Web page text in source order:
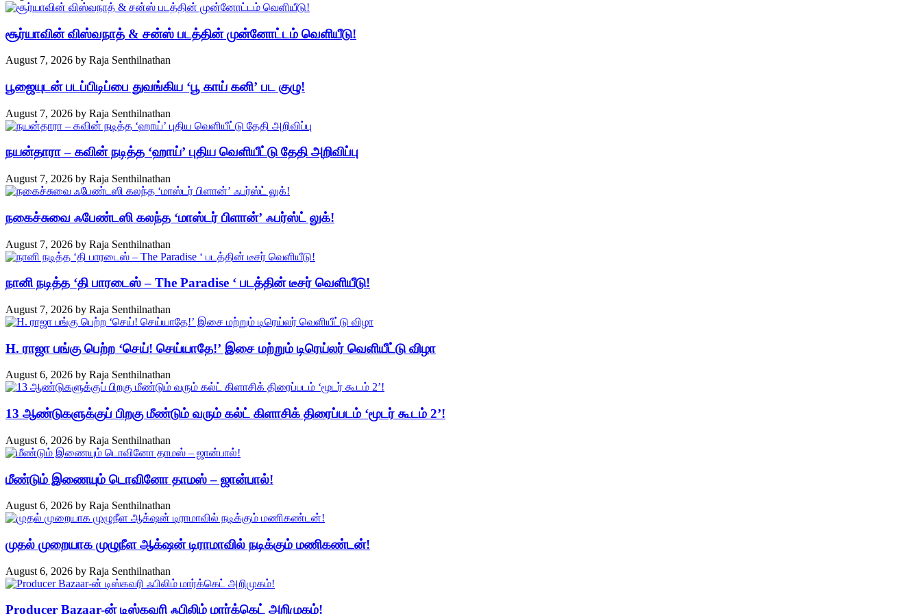
சூர்யாவின் விஸ்வநாத் & சன்ஸ் படத்தின் முன்னோட்டம் வெளியீடு!
August 7, 2026 by Raja Senthilnathan
பூஜையுடன் படப்பிடிப்பை துவங்கிய ‘பூ காய் கனி’ பட குழு!
August 7, 2026 by Raja Senthilnathan
நயன்தாரா – கவின் நடித்த ‘ஹாய்’ புதிய வெளியீட்டு தேதி அறிவிப்பு
August 7, 2026 by Raja Senthilnathan
நகைச்சுவை ஃபேண்டஸி கலந்த ‘மாஸ்டர் பிளான்’ ஃபர்ஸ்ட் லுக்!
August 7, 2026 by Raja Senthilnathan
நானி நடித்த ‘தி பாரடைஸ் – The Paradise ‘ படத்தின் டீசர் வெளியீடு!
August 7, 2026 by Raja Senthilnathan
H. ராஜா பங்கு பெற்ற ‘செய்! செய்யாதே!’ இசை மற்றும் டிரெய்லர் வெளியீட்டு விழா
August 6, 2026 by Raja Senthilnathan
13 ஆண்டுகளுக்குப் பிறகு மீண்டும் வரும் கல்ட் கிளாசிக் திரைப்படம் ‘மூடர் கூடம் 2’!
August 6, 2026 by Raja Senthilnathan
மீண்டும் இணையும் டொவினோ தாமஸ் – ஜான்பால்!
August 6, 2026 by Raja Senthilnathan
முதல் முறையாக முழுநீள ஆக்‌ஷன் டிராமாவில் நடிக்கும் மணிகண்டன்!
August 6, 2026 by Raja Senthilnathan
Producer Bazaar-ன் டிஸ்கவரி ஃபிலிம் மார்க்கெட் அறிமுகம்!